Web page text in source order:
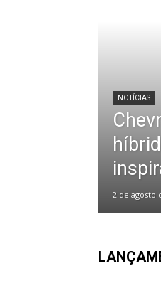
NOTÍCIAS
2 de agosto